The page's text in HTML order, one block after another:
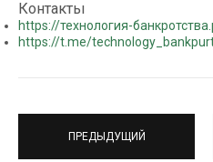
Контакты
https://технология-
https://t.me/
ПРЕДЫДУЩИЙ